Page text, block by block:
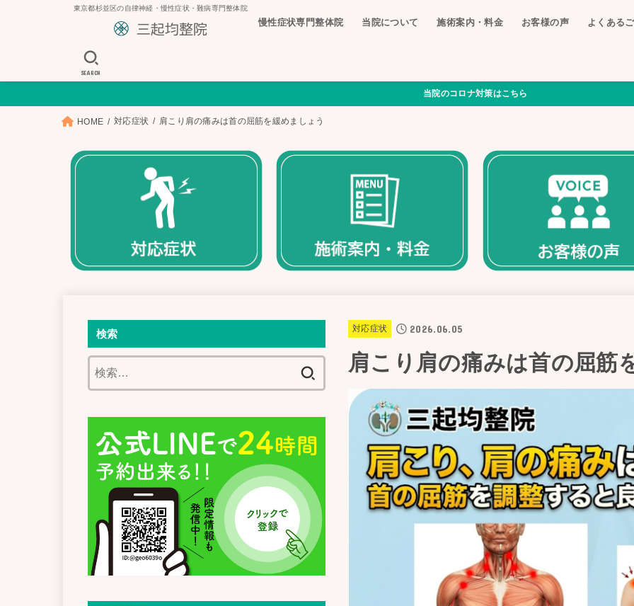
東京都杉並区の自律神経・慢性症状・難病専門整体院
慢性症状専門整体院 当院について 施術案内・料金 お客様の声 よくある
SEARCH
当院のコロナ対策はこちら
HOME 対応症状 肩こり肩の痛みは首の屈筋を緩めましょう
対応症状 2026.06.05
肩こり肩の痛みは首の屈筋
検索